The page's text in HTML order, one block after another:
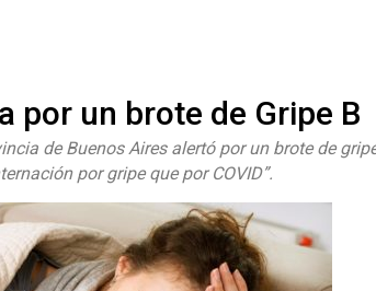
por un brote de Gripe B
de Buenos Aires alertó por un brote de
por gripe que por COVID”.